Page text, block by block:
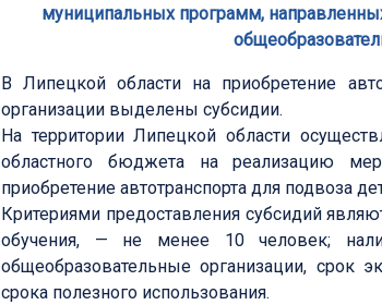
муниципальных программ,
В Липецкой области на приобретение
организации выделены субсидии.
На территории Липецкой области
областного бюджета на реализацию
приобретение автотранспорта для подвоза
Критериями предоставления субсидий
обучения, — не менее 10 человек;
общеобразовательные организации, срок
срока полезного использования.